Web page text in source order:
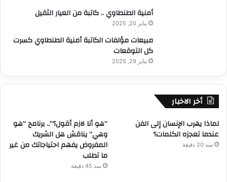
أمنية الطنطاوي .. كاتبة من العيار الثقيل
يناير 20, 2025
مبيعات مؤلفات الكاتبة أمنية الطنطاوي كسرت
كل التوقعات
يناير 29, 2025
أخر الاخبار
لماذا يهرب الإنسان إلى الفن
عندما تعجزه الكلمات؟
منذ 20 دقيقة
“هو أنا لازم أقول؟”.. برنامج “هو
وهي” يناقش هل الشريك
المفروض يفهم احتياجاتك من غير
ما تطلب
منذ 45 دقيقة